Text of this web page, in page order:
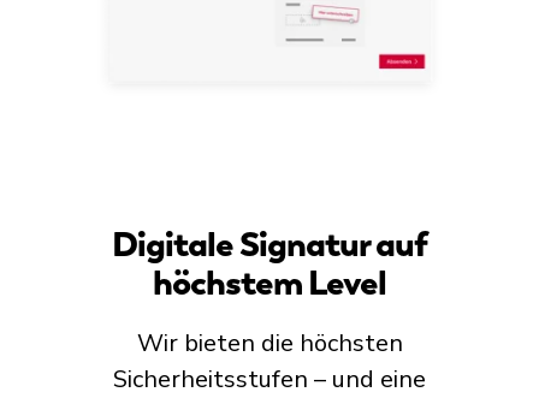
Digitale Signatur auf
höchstem Level
Wir bieten die höchsten
Sicherheitsstufen – und eine